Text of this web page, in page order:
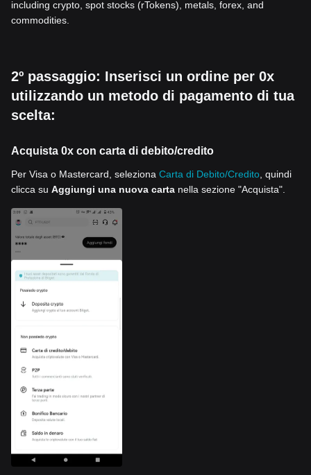
including crypto, spot stocks (rTokens), metals, forex, and
commodities.
2º passaggio: Inserisci un ordine per 0x
utilizzando un metodo di pagamento di tua
scelta:
Acquista 0x con carta di debito/credito
Per Visa o Mastercard, seleziona Carta di Debito/Credito , quindi
clicca su Aggiungi una nuova carta nella sezione "Acquista".